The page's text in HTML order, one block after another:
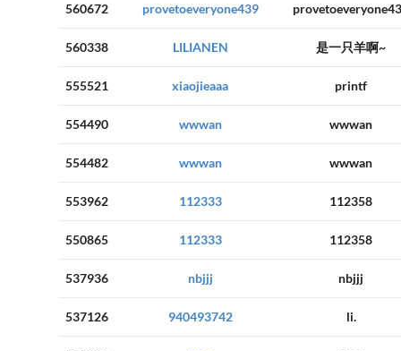
560672 provetoeveryone439
560338 LILIANEN 是一只羊啊~
555521 xiaojieaaa printf
554490 wwwan wwwan
554482 wwwan wwwan
553962 112333 112358
550865 112333 112358
537936 nbjjj nbjjj
537126 940493742 li.